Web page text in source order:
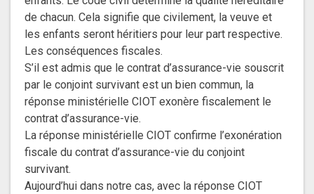
de chacun. Cela signifie que civilement, la veuve et
les enfants seront héritiers pour leur part respective.
Les conséquences fiscales.
S’il est admis que le contrat d’assurance-vie souscrit
par le conjoint survivant est un bien commun, la
réponse ministérielle CIOT exonère fiscalement le
contrat d’assurance-vie.
La réponse ministérielle CIOT confirme l’exonération
fiscale du contrat d’assurance-vie du conjoint
survivant.
Aujourd’hui dans notre cas, avec la réponse CIOT